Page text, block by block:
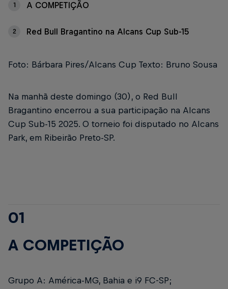
1 A COMPETIÇÃO
2 Red Bull Bragantino na Alcans Cup Sub-15
Foto: Bárbara Pires/Alcans Cup Texto: Bruno Sousa
Na manhã deste domingo (30), o Red Bull
Bragantino encerrou a sua participação na Alcans
Cup Sub-15 2025. O torneio foi disputado no Alcans
Park, em Ribeirão Preto-SP.
01
A COMPETIÇÃO
Grupo A: América-MG, Bahia e i9 FC-SP;